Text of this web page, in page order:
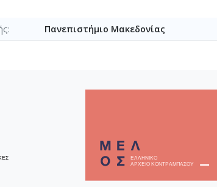
Πανεπιστήμιο Μακεδονίας